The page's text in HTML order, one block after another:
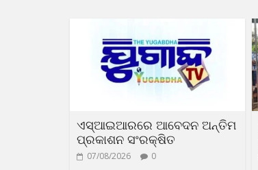
ଏସ୍‌ଆଇଆରରେ ଆବେଦନ ଅନ୍ତିମ
ପ୍ରକାଶନ ସଂରକ୍ଷିତ
07/08/2026 0